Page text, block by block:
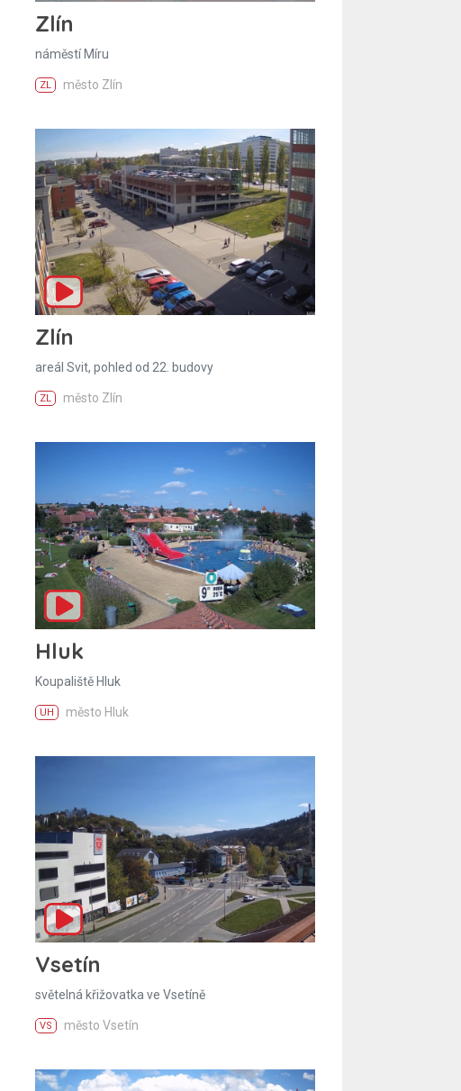
Zlín
náměstí Míru
ZL město Zlín
Zlín
areál Svit, pohled od 22. budovy
ZL město Zlín
Hluk
Koupaliště Hluk
UH město Hluk
Vsetín
světelná křižovatka ve Vsetíně
VS město Vsetín